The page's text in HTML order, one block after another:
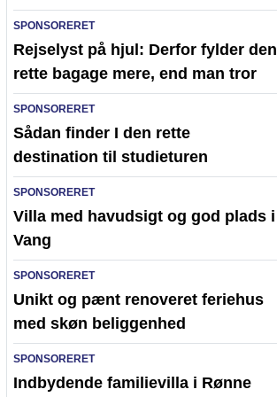
SPONSORERET
Rejselyst på hjul: Derfor fylder den
rette bagage mere, end man tror
SPONSORERET
Sådan finder I den rette
destination til studieturen
SPONSORERET
Villa med havudsigt og god plads i
Vang
SPONSORERET
Unikt og pænt renoveret feriehus
med skøn beliggenhed
SPONSORERET
Indbydende familievilla i Rønne